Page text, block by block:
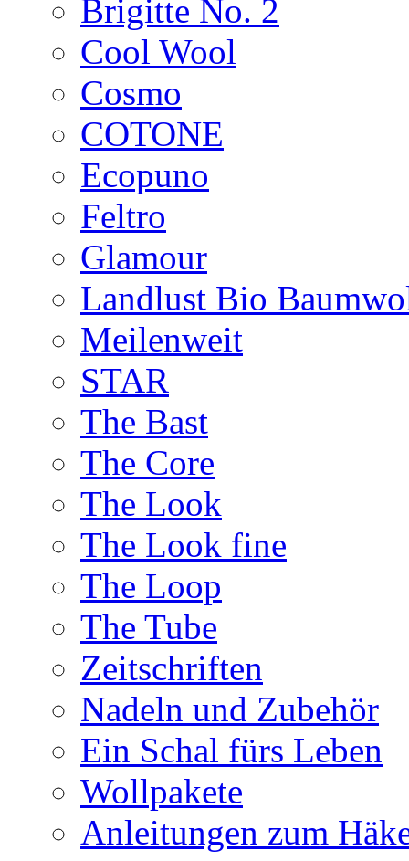
Brigitte No. 2
Cool Wool
Cosmo
COTONE
Ecopuno
Feltro
Glamour
Landlust Bio
Meilenweit
STAR
The Bast
The Core
The Look
The Look fine
The Loop
The Tube
Zeitschriften
Nadeln und Zubehör
Ein Schal fürs Leben
Wollpakete
Anleitungen zum